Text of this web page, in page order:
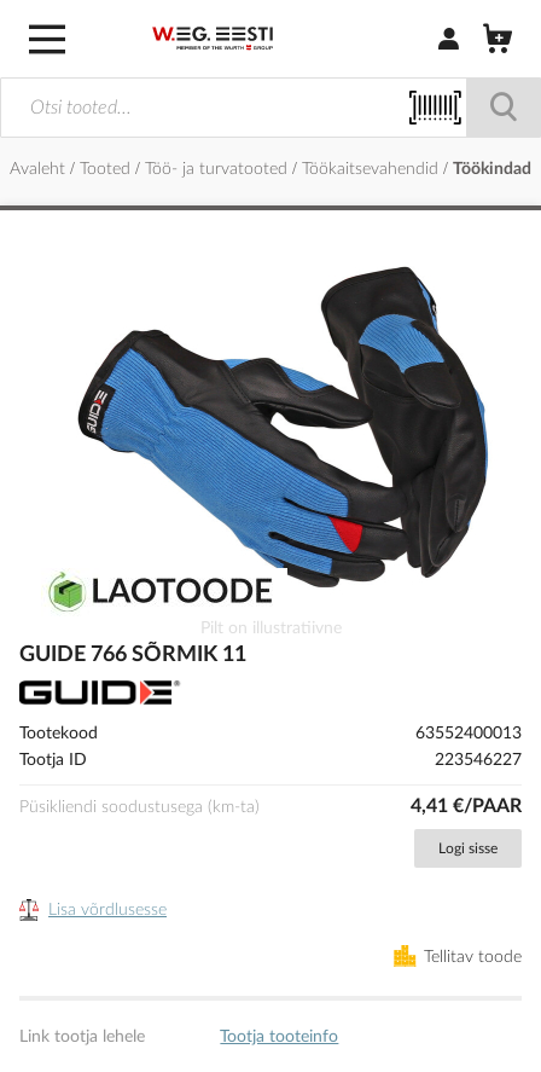
Logi sisse /
Avaleht Tooted Töö- ja turvatooted Töökaitsevahendid Töökindad
to
beginning
of
images
gallery
Pilt on illustratiivne
GUIDE 766 SÕRMIK 11
Tootekood
63552400013
Tootja ID
223546227
Püsikliendi soodustusega (km-ta) 4,41 €/PAAR
Logi sisse
Lisa võrdlusesse
Tellitav toode
Link tootja lehele Tootja tooteinfo